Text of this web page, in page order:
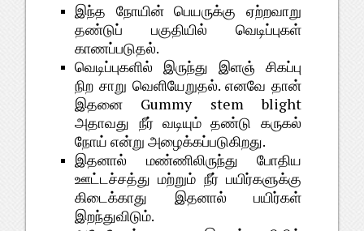
இந்த நோயின் பெயருக்கு ஏற்றவாறு
தண்டுப் பகுதியில் வெடிப்புகள்
காணப்படுதல்.
வெடிப்புகளில் இருந்து இளஞ் சிகப்பு
நிற சாறு வெளியேறுதல். எனவே தான்
இதனை Gummy stem blight
அதாவது நீர் வடியும் தண்டு கருகல்
நோய் என்று அழைக்கப்படுகிறது.
இதனால் மண்ணிலிருந்து போதிய
ஊட்டச்சத்து மற்றும் நீர் பயிர்களுக்கு
கிடைக்காது இதனால் பயிர்கள்
இறந்துவிடும்.